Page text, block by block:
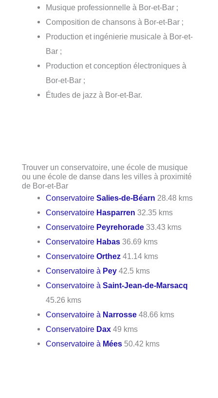
Musique professionnelle à Bor-et-Bar ;
Composition de chansons à Bor-et-Bar ;
Production et ingénierie musicale à Bor-et-
Bar ;
Production et conception électroniques à
Bor-et-Bar ;
Études de jazz à Bor-et-Bar.
Trouver un conservatoire, une école de musique
ou une école de danse dans les villes à proximité
de Bor-et-Bar
ConservatoireSalies-de-Béarn 28.48 kms
Conservatoire Hasparren 32.35 kms
Conservatoire Peyrehorade 33.43 kms
Conservatoire Habas 36.69 kms
ConservatoireOrthez 41.14 kms
Conservatoire à Pey 42.5 kms
Conservatoire àSaint-Jean-de-Marsacq
45.26 kms
Conservatoire à Narrosse 48.66 kms
Conservatoire Dax 49 kms
Conservatoire à Mées 50.42 kms